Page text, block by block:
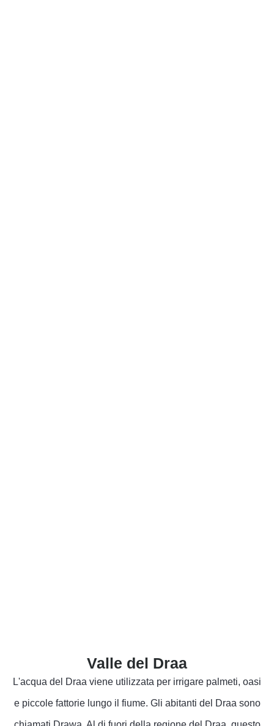
Valle del Draa
L'acqua del Draa viene utilizzata per irrigare palmeti, oasi
e piccole fattorie lungo il fiume. Gli abitanti del Draa sono